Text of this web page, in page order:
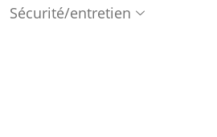
Sécurité/entretien